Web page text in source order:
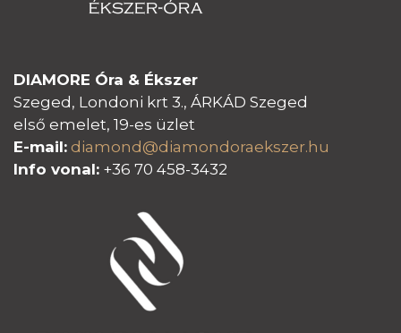
DIAMORE Óra & Ékszer
Szeged, Londoni krt 3., ÁRKÁD Szeged
első emelet, 19-es üzlet
E-mail: diamond@diamondoraekszer.hu
Info vonal: +36 70 458-3432